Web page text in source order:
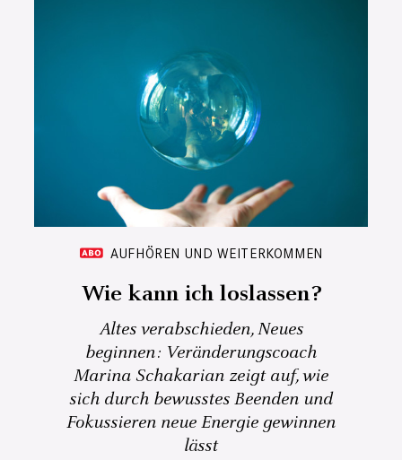
AUFHÖREN UND WEITERKOMMEN
Wie kann ich loslassen?
Altes verabschieden, Neues
beginnen: Veränderungscoach
Marina Schakarian zeigt auf, wie
sich durch bewusstes Beenden und
Fokussieren neue Energie gewinnen
lässt